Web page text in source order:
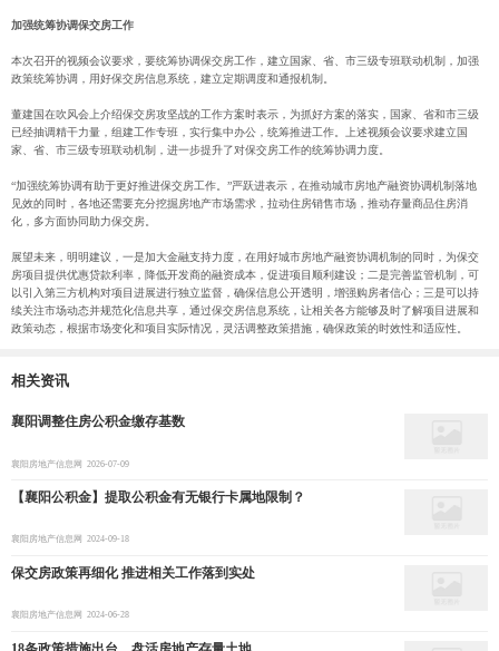
加强统筹协调保交房工作
本次召开的视频会议要求，要统筹协调保交房工作，建立国家、省、市三级专班联动机制，加强
政策统筹协调，用好保交房信息系统，建立定期调度和通报机制。
董建国在吹风会上介绍保交房攻坚战的工作方案时表示，为抓好方案的落实，国家、省和市三级
已经抽调精干力量，组建工作专班，实行集中办公，统筹推进工作。上述视频会议要求建立国
家、省、市三级专班联动机制，进一步提升了对保交房工作的统筹协调力度。
“加强统筹协调有助于更好推进保交房工作。”严跃进表示，在推动城市房地产融资协调机制落地
见效的同时，各地还需要充分挖掘房地产市场需求，拉动住房销售市场，推动存量商品住房消
化，多方面协同助力保交房。
展望未来，明明建议，一是加大金融支持力度，在用好城市房地产融资协调机制的同时，为保交
房项目提供优惠贷款利率，降低开发商的融资成本，促进项目顺利建设；二是完善监管机制，可
以引入第三方机构对项目进展进行独立监督，确保信息公开透明，增强购房者信心；三是可以持
续关注市场动态并规范化信息共享，通过保交房信息系统，让相关各方能够及时了解项目进展和
政策动态，根据市场变化和项目实际情况，灵活调整政策措施，确保政策的时效性和适应性。
相关资讯
襄阳调整住房公积金缴存基数
襄阳房地产信息网 2026-07-09
【襄阳公积金】提取公积金有无银行卡属地限制？
襄阳房地产信息网 2024-09-18
保交房政策再细化 推进相关工作落到实处
襄阳房地产信息网 2024-06-28